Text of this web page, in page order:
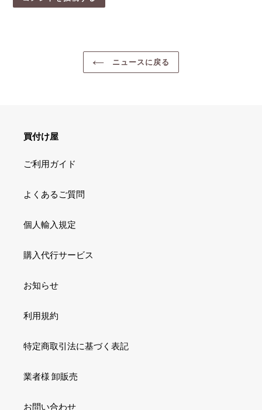
ニュースに戻る
買付け屋
ご利用ガイド
よくあるご質問
個人輸入規定
購入代行サービス
お知らせ
利用規約
特定商取引法に基づく表記
業者様 卸販売
お問い合わせ